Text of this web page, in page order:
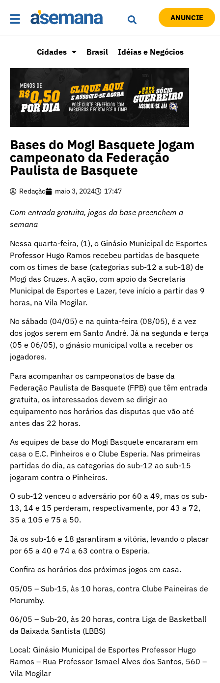
ANUNCIE
Cidades Brasil Idéias e Negócios
Bases do Mogi Basquete jogam
campeonato da Federação
Paulista de Basquete
Redação maio 3, 2024 17:47
Com entrada gratuita, jogos da base preenchem a
semana
Nessa quarta-feira, (1), o Ginásio Municipal de Esportes
Professor Hugo Ramos recebeu partidas de basquete
com os times de base (categorias sub-12 a sub-18) de
Mogi das Cruzes. A ação, com apoio da Secretaria
Municipal de Esportes e Lazer, teve início a partir das 9
horas, na Vila Mogilar.
No sábado (04/05) e na quinta-feira (08/05), é a vez
dos jogos serem em Santo André. Já na segunda e terça
(05 e 06/05), o ginásio municipal volta a receber os
jogadores.
Para acompanhar os campeonatos de base da
Federação Paulista de Basquete (FPB) que têm entrada
gratuita, os interessados devem se dirigir ao
equipamento nos horários das disputas que vão até
antes das 22 horas.
As equipes de base do Mogi Basquete encararam em
casa o E.C. Pinheiros e o Clube Esperia. Nas primeiras
partidas do dia, as categorias do sub-12 ao sub-15
jogaram contra o Pinheiros.
O sub-12 venceu o adversário por 60 a 49, mas os sub-
13, 14 e 15 perderam, respectivamente, por 43 a 72,
35 a 105 e 75 a 50.
Já os sub-16 e 18 garantiram a vitória, levando o placar
por 65 a 40 e 74 a 63 contra o Esperia.
Confira os horários dos próximos jogos em casa.
05/05 – Sub-15, às 10 horas, contra Clube Paineiras de
Morumby.
06/05 – Sub-20, às 20 horas, contra Liga de Basketball
da Baixada Santista (LBBS)
Local: Ginásio Municipal de Esportes Professor Hugo
Ramos – Rua Professor Ismael Alves dos Santos, 560 –
Vila Mogilar